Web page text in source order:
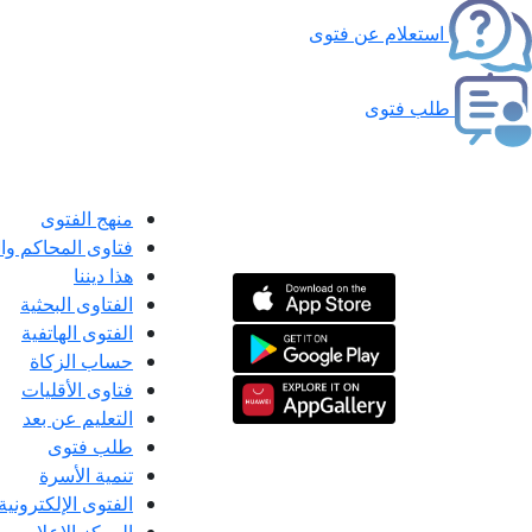
استعلام عن فتوى
طلب فتوى
منهج الفتوى
فتاوى المحاكم
هذا ديننا
الفتاوى البحثية
الفتوى الهاتفية
حساب الزكاة
فتاوى الأقليات
التعليم عن بعد
طلب فتوى
تنمية الأسرة
الفتوى الإلكترونية